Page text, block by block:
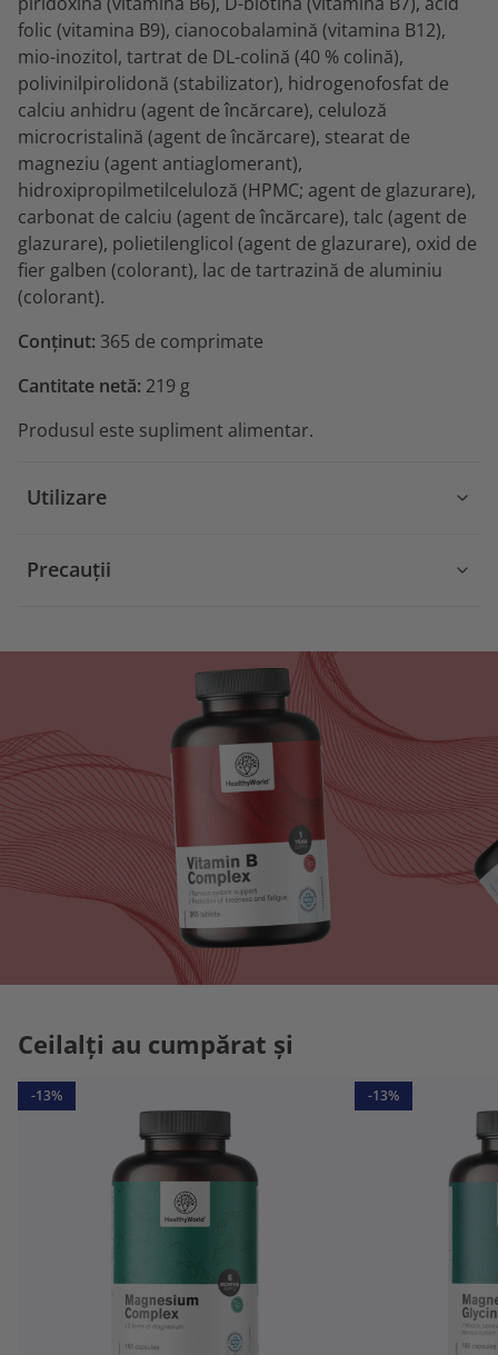
folic (vitamina B9), cianocobalamină (vitamina B12),
mio-inozitol, tartrat de DL-colină (40 % colină),
polivinilpirolidonă (stabilizator), hidrogenofosfat de
calciu anhidru (agent de încărcare), celuloză
microcristalină (agent de încărcare), stearat de
magneziu (agent antiaglomerant),
hidroxipropilmetilceluloză (HPMC; agent de glazurare),
carbonat de calciu (agent de încărcare), talc (agent de
glazurare), polietilenglicol (agent de glazurare), oxid de
fier galben (colorant), lac de tartrazină de aluminiu
(colorant).
Conținut: 365 de comprimate
Cantitate netă: 219 g
Produsul este supliment alimentar.
Utilizare
Precauții
Ceilalți au cumpărat și
-13% -13%